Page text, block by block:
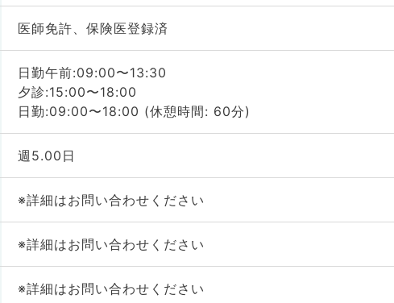
医師免許、保険医登録済
日勤午前:09:00〜13:30
夕診:15:00〜18:00
日勤:09:00〜18:00 (休憩時間: 60分)
週5.00日
※詳細はお問い合わせください
※詳細はお問い合わせください
※詳細はお問い合わせください